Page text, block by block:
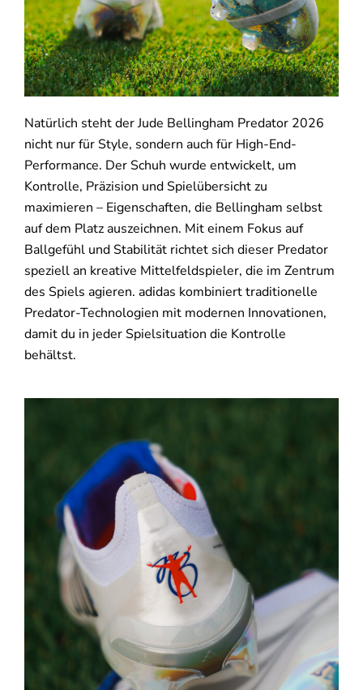
Natürlich steht der Jude Bellingham Predator 2026
nicht nur für Style, sondern auch für High-End-
Performance. Der Schuh wurde entwickelt, um
Kontrolle, Präzision und Spielübersicht zu
maximieren – Eigenschaften, die Bellingham selbst
auf dem Platz auszeichnen. Mit einem Fokus auf
Ballgefühl und Stabilität richtet sich dieser Predator
speziell an kreative Mittelfeldspieler, die im Zentrum
des Spiels agieren. adidas kombiniert traditionelle
Predator-Technologien mit modernen Innovationen,
damit du in jeder Spielsituation die Kontrolle
behältst.